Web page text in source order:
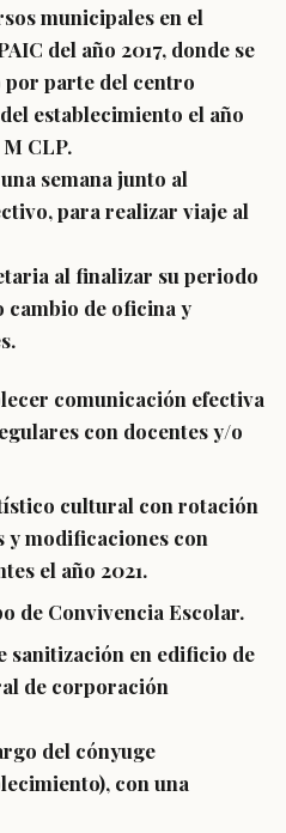
municipales en el
del año 2017, donde se
parte del centro
establecimiento el año
CLP.
semana junto al
para realizar viaje al
al finalizar su periodo
cambio de oficina y
comunicación efectiva
con docentes y/o
cultural con rotación
y modificaciones con
el año 2021.
de Convivencia Escolar.
sanitización en edificio de
de corporación
del cónyuge
con una